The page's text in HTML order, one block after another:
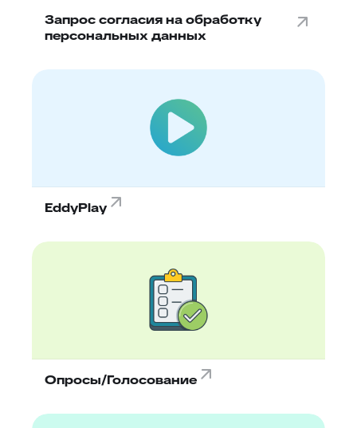
Запрос согласия на обработку
персональных данных
EddyPlay
Опросы/Голосование